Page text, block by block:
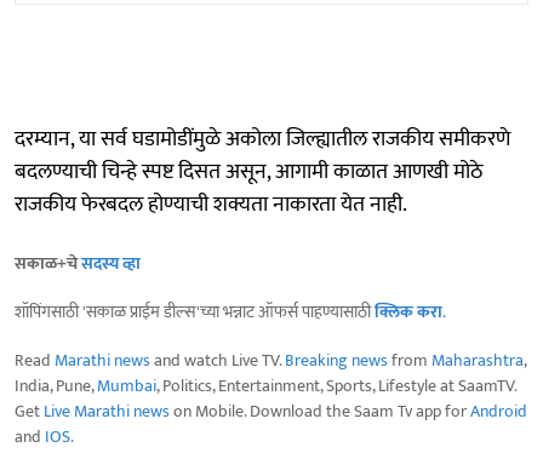
दरम्यान, या सर्व घडामोडींमुळे अकोला जिल्ह्यातील राजकीय समीकरणे
बदलण्याची चिन्हे स्पष्ट दिसत असून, आगामी काळात आणखी मोठे
राजकीय फेरबदल होण्याची शक्यता नाकारता येत नाही.
सकाळ+चेसदस्य व्हा
शॉपिंगसाठी 'सकाळ प्राईम डील्स'च्या भन्नाट ऑफर्स पाहण्यासाठीक्लिक करा.
Read Marathi newsand watch Live TV.Breaking newsfrom Maharashtra,
India, Pune,Mumbai, Politics, Entertainment, Sports, Lifestyle at SaamTV.
GetLive Marathi newson Mobile. Download the Saam Tv app forAndroid
and IOS.